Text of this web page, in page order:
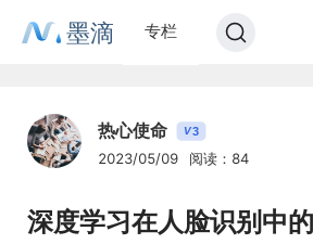
墨滴 专栏
热心使命 V3
2023/05/09 阅读：84
深度学习在人脸识别中